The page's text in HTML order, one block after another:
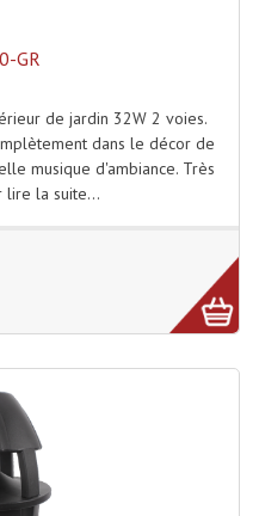
Multi-Points
Light
GR
de jardin 32W 2 voies.
dans le décor de
musique d'ambiance. Très
lire la suite...